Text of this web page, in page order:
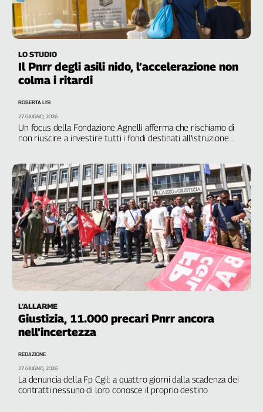
Il
Sassolino
Linea
Tech
Easy
Idea
Diffusa
Le
trasmissioni
tv
Work
in
Progress
L'Italia
nel
Lavoro
Territori
Abruzzo-
Basilicata
LO STUDIO
Il Pnrr degli asili nido, l’accelerazione non
colma i ritardi
Un focus della Fondazione Agnelli afferma che rischiamo di
non riuscire a investire tutti i fondi destinati all’istruzione.
ROBERTA LISI
27 GIUGNO, 2026
L’ALLARME
Giustizia, 11.000 precari Pnrr ancora
nell’incertezza
La denuncia della Fp Cgil: a quattro giorni dalla scadenza dei
contratti nessuno di loro conosce il proprio destino
REDAZIONE
27 GIUGNO, 2026